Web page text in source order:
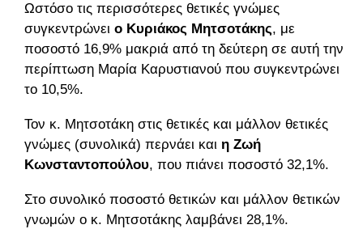
Ωστόσο τις περισσότερες θετικές γνώμες
συγκεντρώνει ο Κυριάκος Μητσοτάκης, με
ποσοστό 16,9% μακριά από τη δεύτερη σε αυτή την
περίπτωση Μαρία Καρυστιανού που συγκεντρώνει
το 10,5%.
Τον κ. Μητσοτάκη στις θετικές και μάλλον θετικές
γνώμες (συνολικά) περνάει και η Ζωή
Κωνσταντοπούλου, που πιάνει ποσοστό 32,1%.
Στο συνολικό ποσοστό θετικών και μάλλον θετικών
γνωμών ο κ. Μητσοτάκης λαμβάνει 28,1%.